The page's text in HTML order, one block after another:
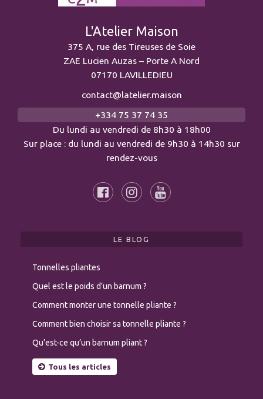
L'Atelier Maison
375 A, rue des Tireuses de Soie
ZAE Lucien Auzas – Porte A Nord
07170 LAVILLEDIEU
contact@latelier.maison
+334 75 37 74 35
Du lundi au vendredi de 8h30 à 18h00
Sur place : du lundi au vendredi de 9h30 à 14h30 sur
rendez-vous
LE BLOG
Tonnelles pliantes
Quel est le poids d’un barnum ?
Comment monter une tonnelle pliante ?
Comment bien choisir sa tonnelle pliante ?
Qu’est-ce qu’un barnum pliant ?
Tous les articles